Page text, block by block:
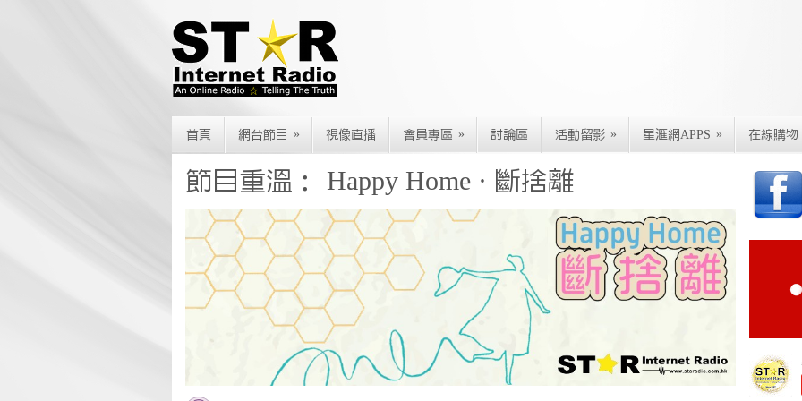
首頁 網台節目 » 視像直播 會員專區 » 討論區 活動留影 » 星滙網APPS » 在線購物
節目重溫： Happy Home · 斷捨離